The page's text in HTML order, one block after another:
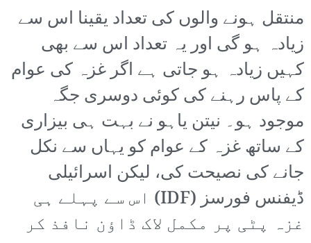
منتقل ہونے والوں کی تعداد یقینا اس سے
زیادہ ہو گی اور یہ تعداد اس سے بھی
کہیں زیادہ ہو جاتی ہے اگر غزہ کی عوام
کے پاس رہنے کی کوئی دوسری جگہ
موجود ہو۔ نیتن یاہو نے بہت ہی بیزاری
کے ساتھ غزہ کے عوام کو یہاں سے نکل
جانے کی نصیحت کی، لیکن اسرائیلی
ڈیفنس فورسز (IDF) اس سے پہلے ہی
غزہ پٹی پر مکمل لاک ڈاؤن نافذ کر